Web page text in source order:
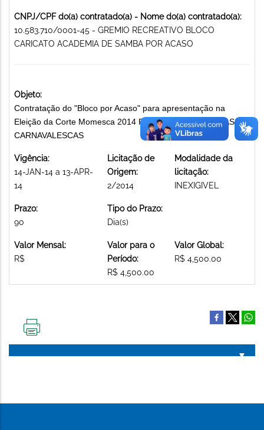
CNPJ/CPF do(a) contratado(a) - Nome do(a) contratado(a):
10.583.710/0001-45 - GREMIO RECREATIVO BLOCO
CARICATO ACADEMIA DE SAMBA POR ACASO
Objeto:
Contratação do "Bloco por Acaso" para apresentação na
Eleição da Corte Momesca 2014 PROMOÇÃO DE FESTAS
CARNAVALESCAS
Vigência:
14-JAN-14 a 13-APR-
14
Licitação de
Origem:
2/2014
Modalidade da
licitação:
INEXIGIVEL
Prazo:
90
Tipo do Prazo:
Dia(s)
Valor Mensal:
R$
Valor para o
Período:
R$ 4,500.00
Valor Global:
R$ 4,500.00
PÁGINA